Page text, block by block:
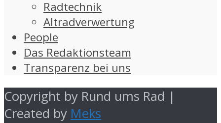
Radtechnik
Altradverwertung
People
Das Redaktionsteam
Transparenz bei uns
Copyright by Rund ums Rad |
Created by Meks